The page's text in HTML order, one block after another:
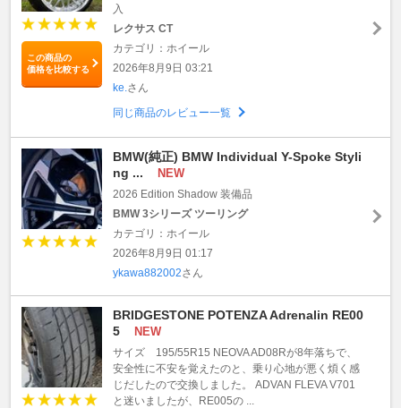
この商品の
価格を比較する
入
レクサス CT
カテゴリ：ホイール
2026年8月9日 03:21
ke. さん
同じ商品のレビュー一覧
BMW(純正) BMW Individual Y-Spoke Styli
ng ...
NEW
2026 Edition Shadow 装備品
BMW 3シリーズ ツーリング
カテゴリ：ホイール
2026年8月9日 01:17
ykawa882002さん
BRIDGESTONE POTENZA Adrenalin RE00
5
NEW
サイズ 195/55R15 NEOVA AD08Rが8年落ちで、
安全性に不安を覚えたのと、乗り心地が悪く煩く感
じだしたので交換しました。 ADVAN FLEVA V701
と迷いましたが、RE005の ...